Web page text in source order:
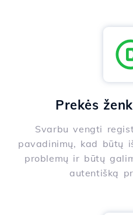
Prekės
Svarbu vengti
pavadinimų, kad būtų
problemų ir būtų
autentišką